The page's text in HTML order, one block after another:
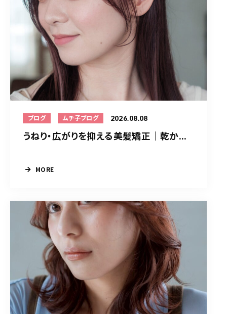
ブログ ムチ子ブログ 2026.08.08
うねり・広がりを抑える美髪矯正｜乾か...
MORE